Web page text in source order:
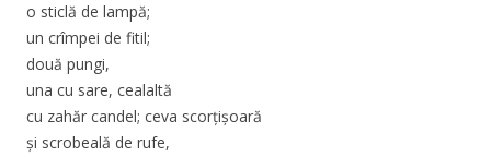
o sticlă de lampă;
un crîmpei de fitil;
două pungi,
una cu sare, cealaltă
cu zahăr candel; ceva scorţişoară
şi scrobeală de rufe,